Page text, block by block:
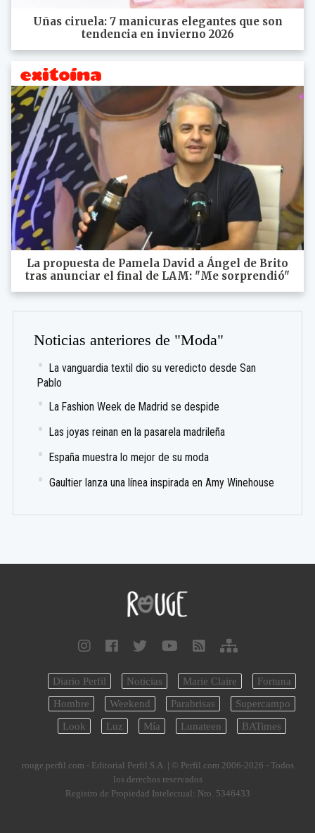
Uñas ciruela: 7 manicuras elegantes que son
tendencia en invierno 2026
La propuesta de Pamela David a Ángel de Brito
tras anunciar el final de LAM: "Me sorprendió"
Noticias anteriores de "Moda"
La vanguardia textil dio su veredicto desde San
Pablo
La Fashion Week de Madrid se despide
Las joyas reinan en la pasarela madrileña
España muestra lo mejor de su moda
Gaultier lanza una línea inspirada en Amy Winehouse
Diario Perfil Noticias Marie Claire
Fortuna
Hombre
Weekend Parabrisas
Supercampo
Look
Luz Mía Lunateen BATimes
rouge.perfil.com - Editorial Perfil S.A. | © Perfil.com 2006-2026 - Todos
los derechos reservados
Registro de Propiedad Intelectual: Nro. 5346433